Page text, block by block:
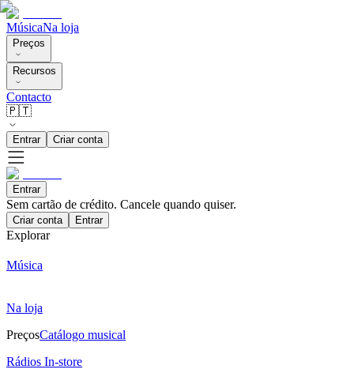
MúsicaNa loja
Preços
Recursos
Contacto
🇵🇹
Entrar Criar conta
Entrar
Sem cartão de crédito. Cancele quando quiser.
Criar conta Entrar
Explorar
Música
Na loja
PreçosCatálogo musical
Rádios In-store